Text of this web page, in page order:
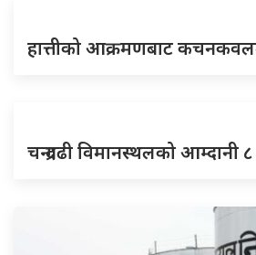
हात्तीको आक्रमणबाट
चन्द्रगढी विमानस्थलको आम्दानी